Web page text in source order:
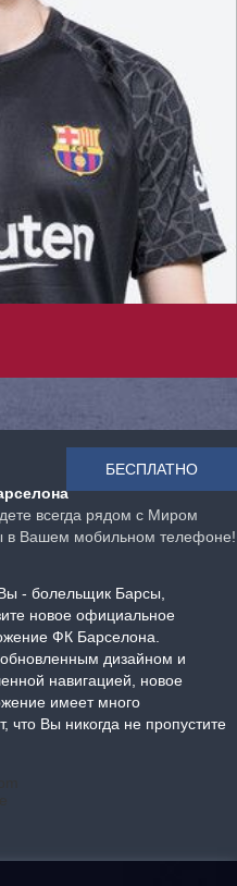
всегда рядом с Миром
в Вашем мобильном телефоне!
- болельщик Барсы,
новое официальное
ФК Барселона.
дизайном и
навигацией, новое
имеет много
что Вы никогда не пропустите
БЕСПЛАТНО